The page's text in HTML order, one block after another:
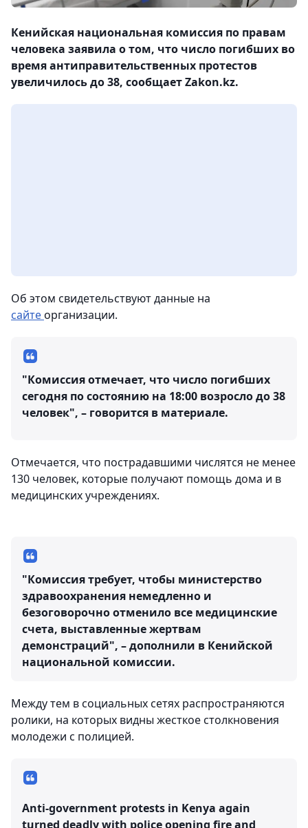
Кенийская национальная комиссия по правам
человека заявила о том, что число погибших во
время антиправительственных протестов
увеличилось до 38, сообщает Zakon.kz.
Об этом свидетельствуют данные на
сайтеорганизации.
"Комиссия отмечает, что число погибших
сегодня по состоянию на 18:00 возросло до 38
человек", – говорится в материале.
Отмечается, что пострадавшими числятся не менее
130 человек, которые получают помощь дома и в
медицинских учреждениях.
"Комиссия требует, чтобы министерство
здравоохранения немедленно и
безоговорочно отменило все медицинские
счета, выставленные жертвам
демонстраций", – дополнили в Кенийской
национальной комиссии.
Между тем в социальных сетях распространяются
ролики, на которых видны жесткое столкновения
молодежи с полицией.
Anti-government protests in Kenya again
turned deadly with police opening fire and